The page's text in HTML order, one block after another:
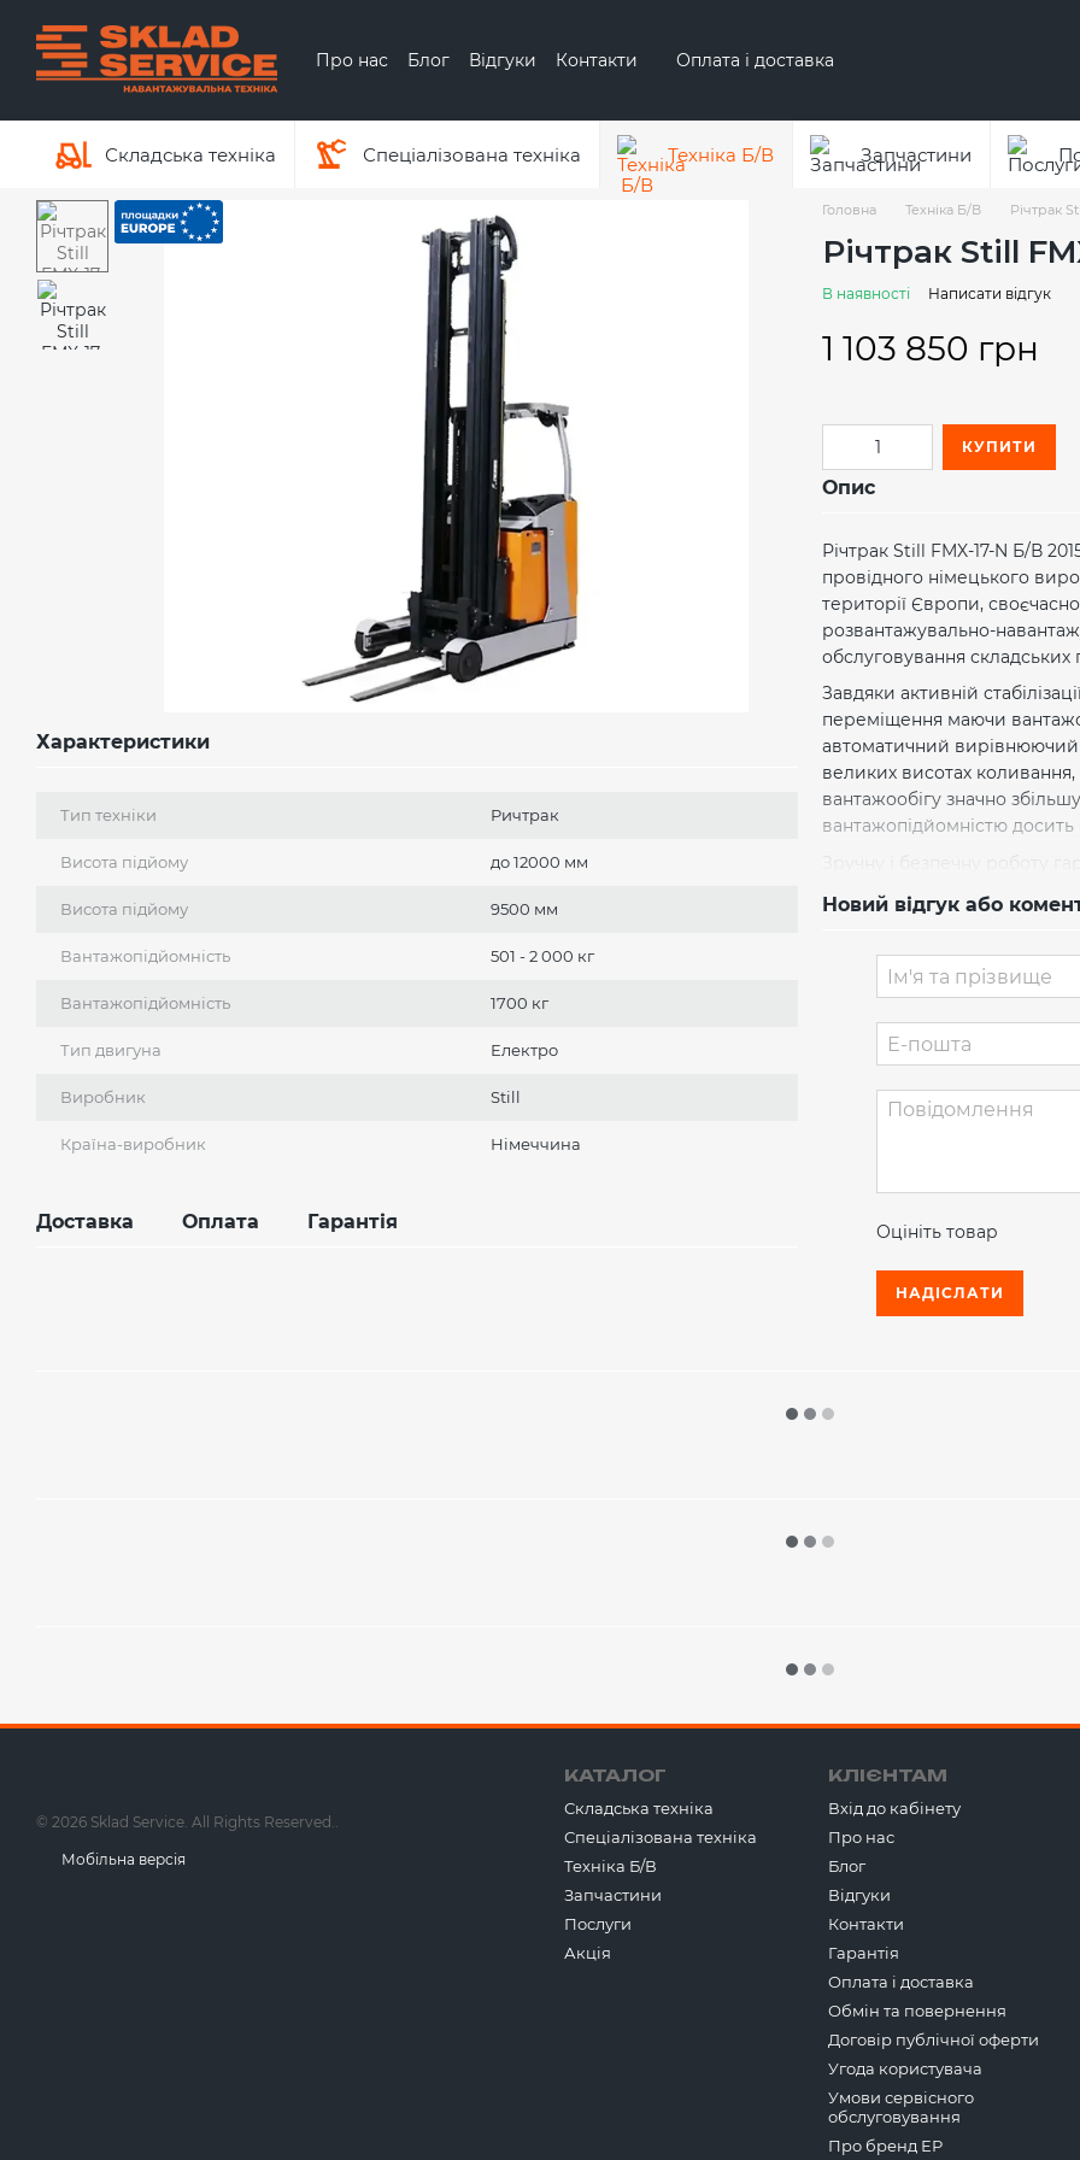
Про нас
Блог Відгуки Контакти
Оплата і доставка
Складська техніка Спеціалізована техніка Техніка Б/В Запчастини
Характеристики
Тип техніки Ричтрак
Висота підйому до 12000 мм
Висота підйому 9500 мм
Вантажопідйомність 501 - 2 000 кг
Вантажопідйомність 1700 кг
Тип двигуна Електро
Виробник Still
Країна-виробник Німеччина
Доставка Оплата Гарантія
Головна Техніка Б/В Річтрак
Річтрак Still
В наявності Написати відгук
1 103 850 грн
КУПИТИ
Опис
Річтрак Still FMX-17-N Б/В
провідного німецького
території Європи,
розвантажувально-
обслуговування
Завдяки активній
переміщення маючи
автоматичний
великих висотах коливання,
вантажообігу значно
вантажопідйомністю
рульове колесо, сидіння -
залежно від уподобань
625 А/ч гарантує ефективну
Річтраки Still німецького
складських комплексах і
проходах. Модель FM-X N
використання на сучасних
компактні габарити і
можливість експлуатації
дозволяє збільшити
огляду і системи Easy
концепція ергономіки.
спинки і ексклюзивним
Детально про особливості
просте управління;
Передпродажна підготовка
її стану, наші фахівці
При необхідності
Надаємо гарантійні терміни
випуску.
Sklad Truck взаємодіє з
ми відповідаємо своєю
не тільки по техніці, але і
пропозиції про викуп
готуємо до подальшого
Новий відгук або
Оцініть товар
НАДІСЛАТИ
© 2026 Sklad Service. All Rights Reserved..
Мобільна версія
КАТАЛОГ
Складська техніка
Спеціалізована техніка
Техніка Б/В
Запчастини
Послуги
Акція
КЛІЄНТАМ
Вхід до кабінету
Про нас
Блог
Відгуки
Контакти
Гарантія
Оплата і доставка
Обмін та повернення
Договір публічної оферти
Угода користувача
Умови сервісного
обслуговування
Про бренд ЕР